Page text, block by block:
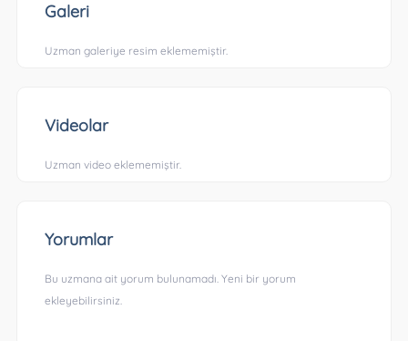
Galeri
Uzman galeriye resim eklememiştir.
Videolar
Uzman video eklememiştir.
Yorumlar
Bu uzmana ait yorum bulunamadı. Yeni bir yorum
ekleyebilirsiniz.